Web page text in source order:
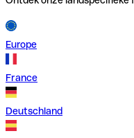
Europe
France
Deutschland